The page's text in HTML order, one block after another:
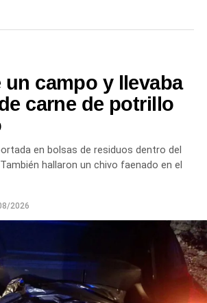
un campo y llevaba
carne de potrillo
en bolsas de residuos dentro del
hallaron un chivo faenado en el
2026